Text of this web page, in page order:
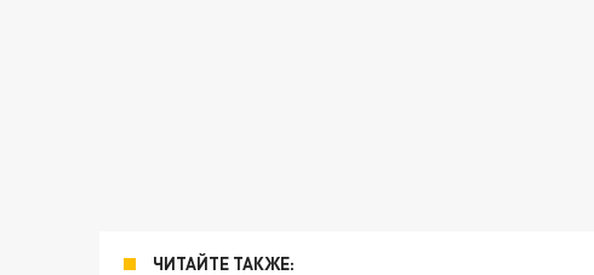
ЧИТАЙТЕ ТАКЖЕ: